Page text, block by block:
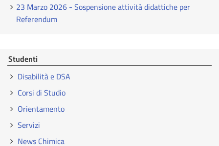
23 Marzo 2026 - Sospensione attività didattiche per
Referendum
Studenti
Disabilità e DSA
Corsi di Studio
Orientamento
Servizi
News Chimica